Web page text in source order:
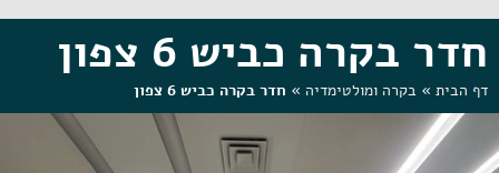
חדר בקרה כביש 6 צפון
דף הבית » בקרה ומולטימדיה » חדר בקרה כביש 6 צפון